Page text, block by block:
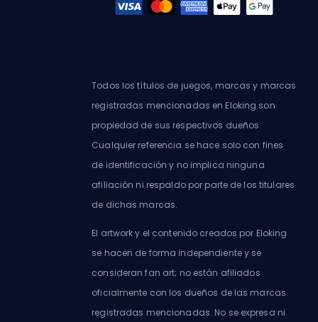
Todos los títulos de juegos, marcas y marcas
registradas mencionadas en Eloking son
propiedad de sus respectivos dueños.
Cualquier referencia se hace solo con fines
de identificación y no implica ninguna
afiliación ni respaldo por parte de los titulares
de dichas marcas.
El artwork y el contenido creados por Eloking
se hacen de forma independiente y se
consideran fan art; no están afiliados
oficialmente con los dueños de las marcas
registradas mencionadas. No se expresa ni